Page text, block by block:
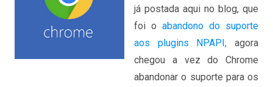
já postada aqui no blog, que
foi o abandono do suporte
aos plugins NPAPI, agora
chegou a vez do Chrome
abandonar o suporte para os